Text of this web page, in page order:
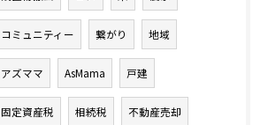
コミュニティー 繋がり 地域
アズママ AsMama 戸建
固定資産税 相続税 不動産売却